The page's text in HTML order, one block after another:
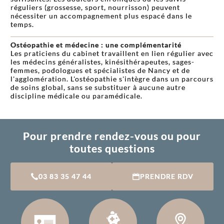
réguliers (grossesse, sport, nourrisson) peuvent
nécessiter un accompagnement plus espacé dans le
temps.
Ostéopathie et médecine : une complémentarité
Les praticiens du cabinet travaillent en lien régulier avec
les médecins généralistes, kinésithérapeutes, sages-
femmes, podologues et spécialistes de Nancy et de
l'agglomération. L'ostéopathie s'intègre dans un parcours
de soins global, sans se substituer à aucune autre
discipline médicale ou paramédicale.
Pour prendre rendez-vous ou pour
toutes questions
03 83 35 47 44 PRENDRE RDV